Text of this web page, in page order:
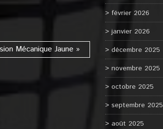
Mécanique Jaune »
février 2026
janvier 2026
décembre 2025
novembre 2025
octobre 2025
septembre 2025
août 2025